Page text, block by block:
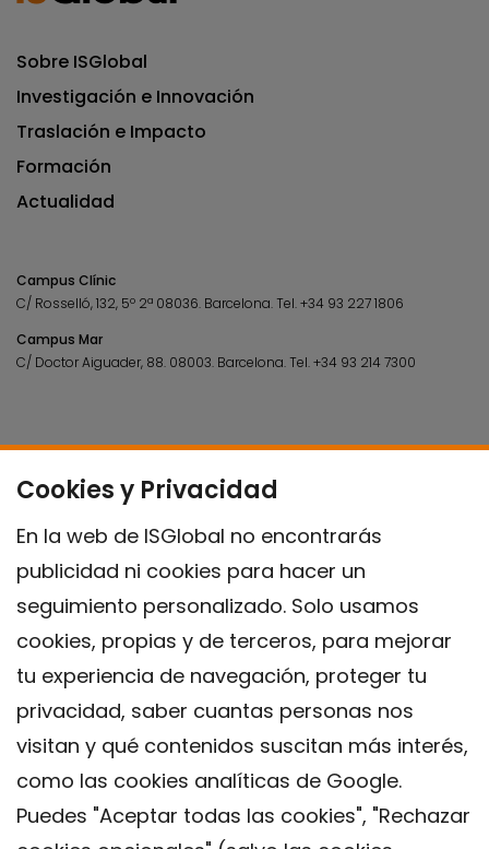
Cookies y Privacidad
En la web de ISGlobal no encontrarás
publicidad ni cookies para hacer un
seguimiento personalizado. Solo usamos
cookies, propias y de terceros, para mejorar
tu experiencia de navegación, proteger tu
privacidad, saber cuantas personas nos
visitan y qué contenidos suscitan más interés,
como las cookies analíticas de Google.
Puedes "Aceptar todas las cookies", "Rechazar
Sobre ISGlobal
Investigación e Innovación
Traslación e Impacto
Formación
Actualidad
Campus Clínic
C/ Rosselló, 132, 5º 2ª 08036. Barcelona.Tel.+34 93 227 1806
Campus Mar
C/ Doctor Aiguader, 88. 08003. Barcelona.Tel.+34 93 214 7300